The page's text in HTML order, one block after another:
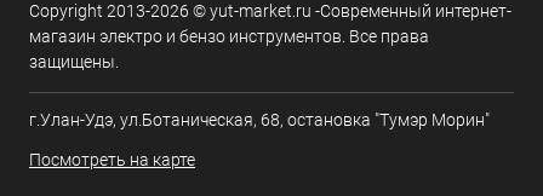
Copyright 2013-2026 © yut-market.ru -Современный интернет-
магазин электро и бензо инструментов. Все права
защищены.
г.Улан-Удэ, ул.Ботаническая, 68, остановка "Тумэр Морин"
Посмотреть на карте